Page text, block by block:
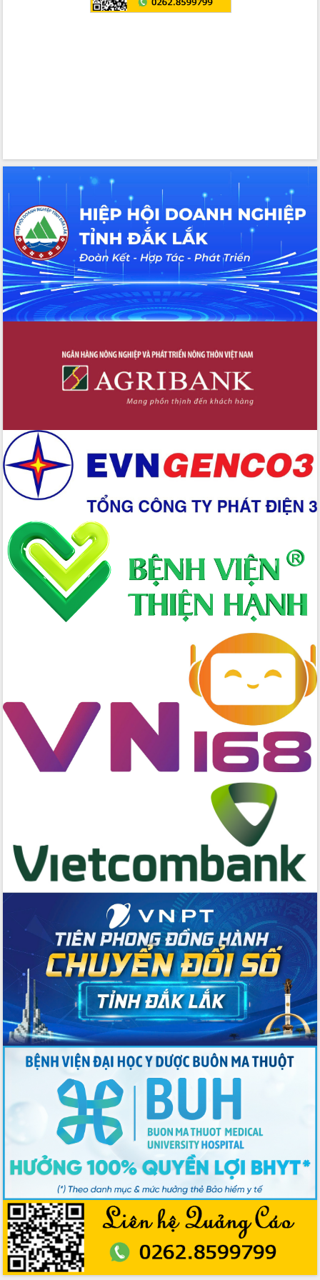
biển
Gỡ khó, khởi công xây dựng, sửa chữa
toàn bộ nhà ở cho hộ dân đúng tiến độ
đề ra
UBND tỉnh Đắk Lắk tổng kết công tác
quốc phòng, quân sự địa phương năm
2025
Tập trung triển khai quyết liệt, đồng bộ
các giải pháp nhằm thực hiện hiệu quả
các nhiệm vụ đề ra năm 2025
Phát huy vai trò của người có uy tín
Nông sản Tây Nguyên thu hút doanh
nghiệp nước ngoài
Đắk Lắk định vị thương hiệu du lịch
Hội nghị chia sẻ kinh nghiệm, chuyển
giao kỹ thuật y tế, định hướng phát
triển chuyên sâu đến 2030
Chuyển đổi số mở ra không gian phát
triển trong lĩnh vực văn hóa, du lịch
Công bố quyết định của Ban Thường
vụ Tỉnh ủy về công tác cán bộ.
Thủ tướng Phạm Minh Chính: Khẩn
trương tái thiết cuộc sống người dân
sau thiên tai
Tập trung nâng cao chất lượng, tổ
chức sản xuất sầu riêng theo hướng
Buôn Đăk Tuôr, xã Cư Pui
Khởi công xây dựng Trường Phổ thông
nội trú liên cấp tiểu học và THCS xã Ia
Rvê
Phó Thủ tướng Chính phủ Mai Văn
bàn xung yếu
Tập trung đẩy nhanh giải ngân nguồn
vốn các chương trình mục tiêu quốc
gia
Xã Ea H'leo giữ vững và nâng cao chất
lượng các tiêu chí nông thôn mới
Công bố quyết định của Ban Thường
vụ Tỉnh ủy về công tác cán bộ
Nâng cao trách nhiệm người đứng
đầu, phát huy tinh thần chủ động,
sáng tạo để đảm bảo tiến độ giải ngân
vốn đầu tư công năm 2025
Sở Công Thương đột phá số hóa 100%
thủ tục trực tuyến lấy sự hài lòng của
doanh nghiệp làm thước đo phục vụ
Đảm bảo công tác bầu cử triển khai
đúng tiến độ, quy trình theo luật định
Ban Tuyên giáo và Dân vận Trung ương
tập huấn công tác khoa giáo năm 2025
Đắk Lắk hưởng ứng Ngày Pháp luật
Việt Nam 2025 và biểu dương 25 tập
thể, cá nhân tiêu biểu
Hội nghị lần thứ nhất Ban Chỉ đạo
công tác bầu cử tỉnh Đắk Lắk
Hội nghị UBND tỉnh thường kỳ tháng
10 năm 2025
Kỳ họp chuyên đề lần thứ Ba, HĐND
tỉnh khóa X